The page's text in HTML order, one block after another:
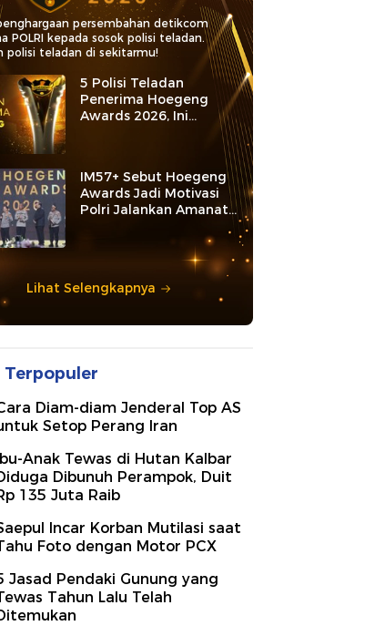
persembahan detikcom
POLRI kepada sosok polisi teladan.
polisi teladan di sekitarmu!
5 Polisi Teladan
Penerima Hoegeng
Awards 2026, Ini
Kategori dan Kiprahnya
IM57+ Sebut Hoegeng
Awards Jadi Motivasi
Polri Jalankan Amanat
Lihat Selengkapnya
Terpopuler
Diam-diam Jenderal Top AS
Setop Perang Iran
Anak Tewas di Hutan Kalbar
Dibunuh Perampok, Duit
135 Juta Raib
Incar Korban Mutilasi saat
Foto dengan Motor PCX
Jasad Pendaki Gunung yang
Tahun Lalu Telah